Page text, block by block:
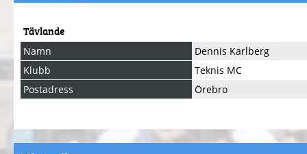
Tävlande
Namn
Dennis Karlberg
Klubb
Teknis MC
Postadress
Örebro